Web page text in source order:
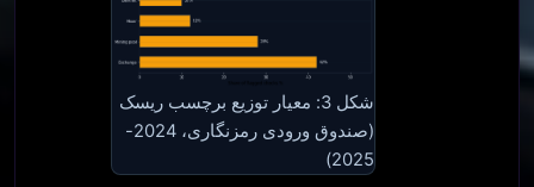
شکل 3: معیار توزیع برچسب ریسک
(صندوق ورودی رمزنگاری، 2024-
2025)